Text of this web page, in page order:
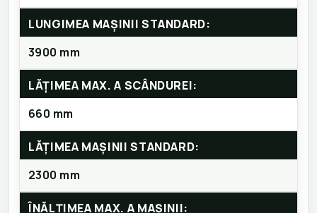
LUNGIMEA MAȘINII STANDARD:
3900 mm
LĂȚIMEA MAX. A SCÂNDUREI:
660 mm
LĂȚIMEA MAȘINII STANDARD:
2300 mm
ÎNĂLȚIMEA MAX. A MAȘINII: